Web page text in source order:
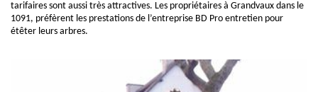
tarifaires sont aussi très attractives. Les propriétaires à Grandvaux dans le
1091, préfèrent les prestations de l’entreprise BD Pro entretien pour
étêter leurs arbres.